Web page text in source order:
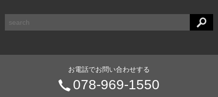
索
お電話でお問い合わせする
電
078-969-1550